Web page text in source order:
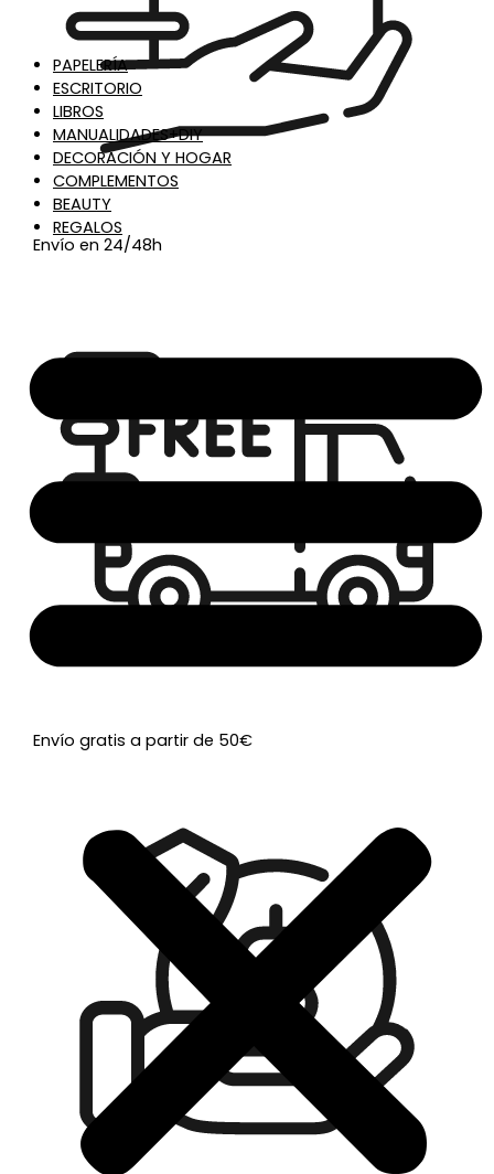
PAPELERÍA
ESCRITORIO
LIBROS
MANUALIDADES+DIY
DECORACIÓN Y HOGAR
COMPLEMENTOS
BEAUTY
REGALOS
Envío en 24/48h
Envío gratis a partir de 50€